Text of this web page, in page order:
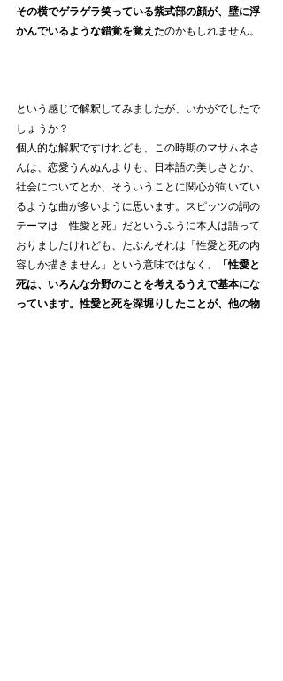
その横でゲラゲラ笑っている紫式部の顔が、壁に浮
かんでいるような錯覚を覚えたのかもしれません。
という感じで解釈してみましたが、いかがでしたで
しょうか？
個人的な解釈ですけれども、この時期のマサムネさ
んは、恋愛うんぬんよりも、日本語の美しさとか、
社会についてとか、そういうことに関心が向いてい
るような曲が多いように思います。スピッツの詞の
テーマは「性愛と死」だというふうに本人は語って
おりましたけれども、たぶんそれは「性愛と死の内
容しか描きません」という意味ではなく、
「性愛と
死は、いろんな分野のことを考えるうえで基本にな
っています。性愛と死を深堀りしたことが、他の物